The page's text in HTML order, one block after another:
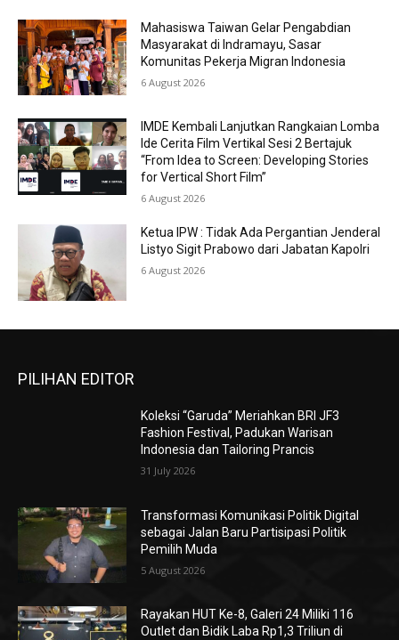
Mahasiswa Taiwan Gelar Pengabdian
Masyarakat di Indramayu, Sasar
Komunitas Pekerja Migran Indonesia
6 August 2026
IMDE Kembali Lanjutkan Rangkaian Lomba
Ide Cerita Film Vertikal Sesi 2 Bertajuk
“From Idea to Screen: Developing Stories
for Vertical Short Film”
6 August 2026
Ketua IPW : Tidak Ada Pergantian Jenderal
Listyo Sigit Prabowo dari Jabatan Kapolri
6 August 2026
PILIHAN EDITOR
Koleksi “Garuda” Meriahkan BRI JF3
Fashion Festival, Padukan Warisan
Indonesia dan Tailoring Prancis
31 July 2026
Transformasi Komunikasi Politik Digital
sebagai Jalan Baru Partisipasi Politik
Pemilih Muda
5 August 2026
Rayakan HUT Ke-8, Galeri 24 Miliki 116
Outlet dan Bidik Laba Rp1,3 Triliun di